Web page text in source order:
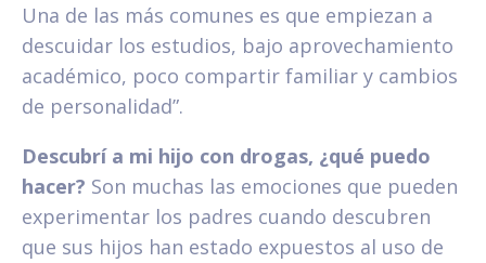
Una de las más comunes es que empiezan a
descuidar los estudios, bajo aprovechamiento
académico, poco compartir familiar y cambios
de personalidad”.
Descubrí a mi hijo con drogas, ¿qué puedo
hacer? Son muchas las emociones que pueden
experimentar los padres cuando descubren
que sus hijos han estado expuestos al uso de